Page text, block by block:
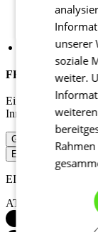
Eine leichte
Innenfutter für
Größentabelle
EIN ANGEBOT
EIGENSCHAFTEN
unserer
soziale
weiter.